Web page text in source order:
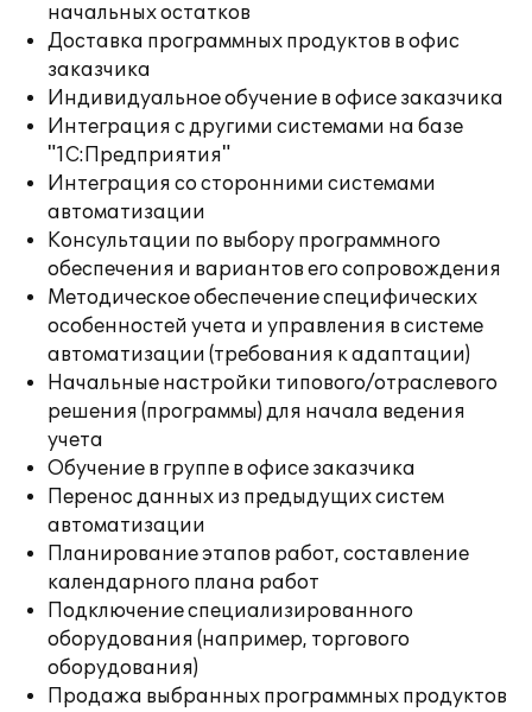
начальных остатков
Доставка программных продуктов в офис
заказчика
Индивидуальное обучение в офисе заказчика
Интеграция с другими системами на базе
"1С:Предприятия"
Интеграция со сторонними системами
автоматизации
Консультации по выбору программного
обеспечения и вариантов его сопровождения
Методическое обеспечение специфических
особенностей учета и управления в системе
автоматизации (требования к адаптации)
Начальные настройки типового/отраслевого
решения (программы) для начала ведения
учета
Обучение в группе в офисе заказчика
Перенос данных из предыдущих систем
автоматизации
Планирование этапов работ, составление
календарного плана работ
Подключение специализированного
оборудования (например, торгового
оборудования)
Продажа выбранных программных продуктов